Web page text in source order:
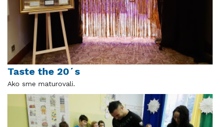
Taste the 20´s
Ako sme maturovali.